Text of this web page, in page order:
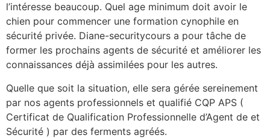
l’intéresse beaucoup. Quel age minimum doit avoir le
chien pour commencer une formation cynophile en
sécurité privée. Diane-securitycours a pour tâche de
former les prochains agents de sécurité et améliorer les
connaissances déjà assimilées pour les autres.
Quelle que soit la situation, elle sera gérée sereinement
par nos agents professionnels et qualifié CQP APS (
Certificat de Qualification Professionnelle d’Agent de et
Sécurité ) par des ferments agréés.